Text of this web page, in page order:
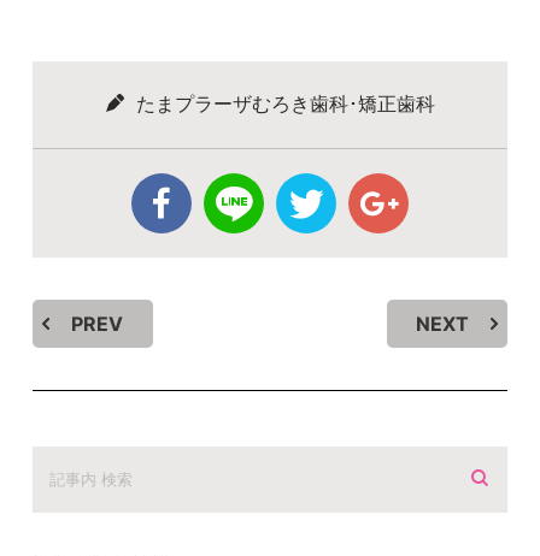
たまプラーザむろき歯科･矯正歯科
PREV NEXT